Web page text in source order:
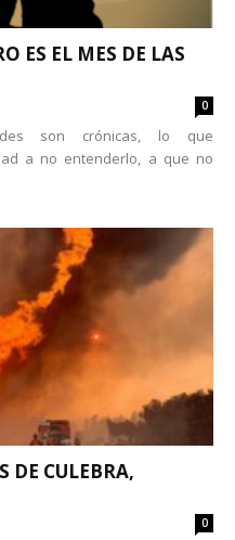
ES EL MES DE LAS
0
son crónicas, lo que
a no entenderlo, a que no
DE CULEBRA,
0